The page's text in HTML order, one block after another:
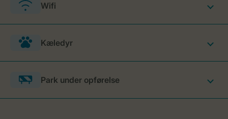
Wifi
Kæledyr
Park under opførelse